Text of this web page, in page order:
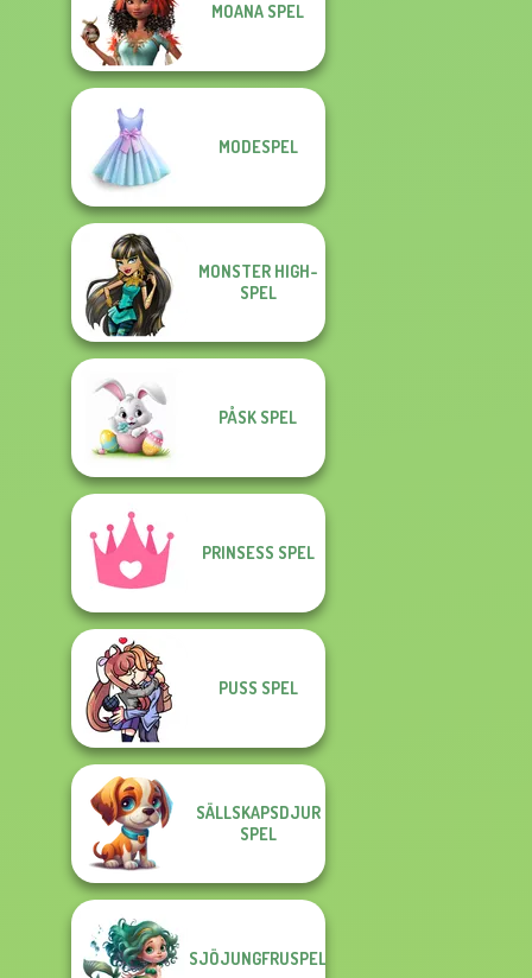
MOANA SPEL
MODESPEL
MONSTER HIGH-
SPEL
PÅSK SPEL
PRINSESS SPEL
PUSS SPEL
SÄLLSKAPSDJUR
SPEL
SJÖJUNGFRUSPEL